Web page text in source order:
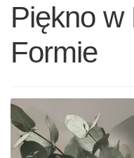
Piękno w
Formie